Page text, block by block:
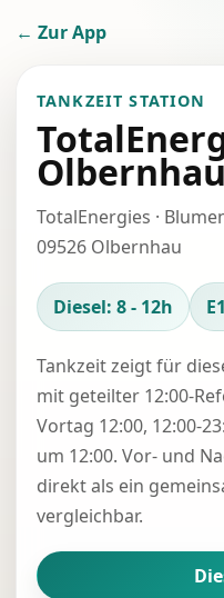
← Zur App
TANKZEIT STATION
TotalEnergies ·
09526 Olbernhau
Diesel: 8 - 12h
Tankzeit zeigt für
mit geteilter 12:00-
Vortag 12:00, 12:00-
um 12:00. Vor- und
direkt als ein
vergleichbar.